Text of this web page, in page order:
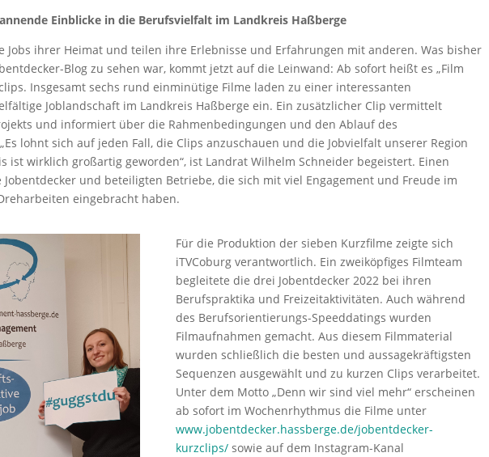
Einblicke in die Berufsvielfalt im Landkreis Haßberge
Jobs ihrer Heimat und teilen ihre Erlebnisse und Erfahrungen mit anderen. Was bisher
Blog zu sehen war, kommt jetzt auf die Leinwand: Ab sofort heißt es „Film
Insgesamt sechs rund einminütige Filme laden zu einer interessanten
Joblandschaft im Landkreis Haßberge ein. Ein zusätzlicher Clip vermittelt
und informiert über die Rahmenbedingungen und den Ablauf des
lohnt sich auf jeden Fall, die Clips anzuschauen und die Jobvielfalt unserer Region
ist wirklich großartig geworden“, ist Landrat Wilhelm Schneider begeistert. Einen
und beteiligten Betriebe, die sich mit viel Engagement und Freude im
eingebracht haben.
Für die Produktion der sieben Kurzfilme zeigte sich
iTVCoburg verantwortlich. Ein zweiköpfiges Filmteam
begleitete die drei Jobentdecker 2022 bei ihren
Berufspraktika und Freizeitaktivitäten. Auch während
des Berufsorientierungs-Speeddatings wurden
Filmaufnahmen gemacht. Aus diesem Filmmaterial
wurden schließlich die besten und aussagekräftigsten
Sequenzen ausgewählt und zu kurzen Clips verarbeitet.
Unter dem Motto „Denn wir sind viel mehr“ erscheinen
ab sofort im Wochenrhythmus die Filme unter
www.jobentdecker.hassberge.de/jobentdecker-
kurzclips/ sowie auf dem Instagram-Kanal